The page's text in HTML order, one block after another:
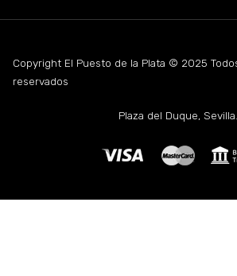
Copyright El Puesto de la Plata © 2025
reservados
Plaza del Duque, Sevilla.